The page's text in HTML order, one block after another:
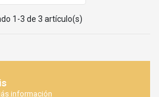
1-3 de 3 artículo(s)
información